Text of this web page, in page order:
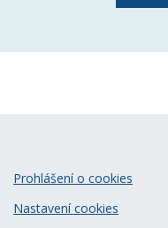
Prohlášení o cookies
Nastavení cookies